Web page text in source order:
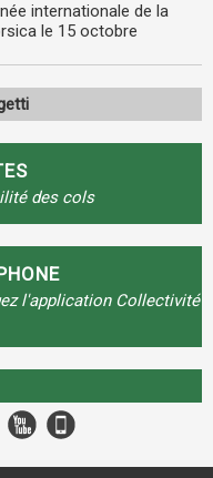
internationale de la
le 15 octobre
des cols
l'application Collectivité